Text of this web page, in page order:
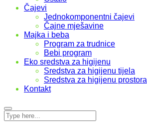
Čajevi
Jednokomponentni čajevi
Čajne mješavine
Majka i beba
Program za trudnice
Bebi program
Eko sredstva za higijenu
Sredstva za higijenu tijela
Sredstva za higijenu prostora
Kontakt